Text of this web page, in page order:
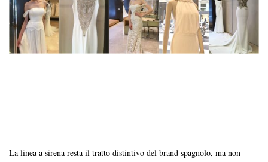
La linea a sirena resta il tratto distintivo del brand spagnolo, ma non